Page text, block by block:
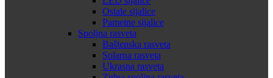
Ostale sijalice
Pametne sijalice
Spoljna rasveta
Baštenska rasveta
Solarna rasveta
Ukrasna rasveta